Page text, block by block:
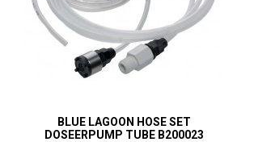
BLUE LAGOON HOSE SET
DOSEERPUMP TUBE B200023